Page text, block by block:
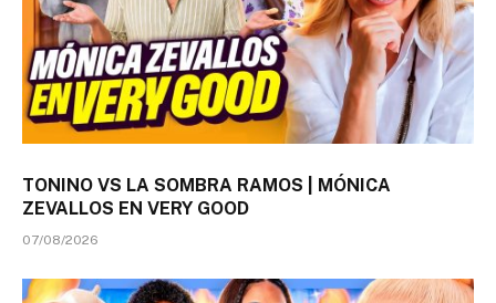
TONINO VS LA SOMBRA RAMOS | MÓNICA
ZEVALLOS EN VERY GOOD
07/08/2026